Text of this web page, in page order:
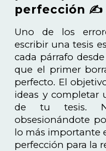
perfección ✍️
Uno de los
escribir una tesis
cada párrafo
que el primer
perfecto. El
ideas y completar
de tu tesis.
obsesionándote
lo más importante
perfección para la